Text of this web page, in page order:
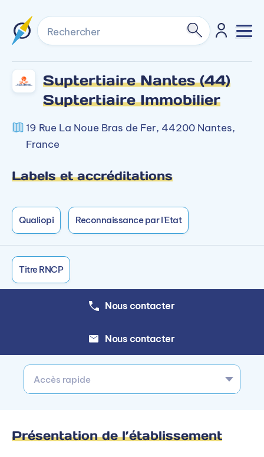
Rechercher
Suptertiaire Nantes (44)
Suptertiaire Immobilier
19 Rue La Noue Bras de Fer, 44200 Nantes,
France
Labels et accréditations
Qualiopi Reconnaissance par l'Etat
Titre RNCP
Nous contacter
Nous contacter
Accès rapide
Présentation de l’établissement